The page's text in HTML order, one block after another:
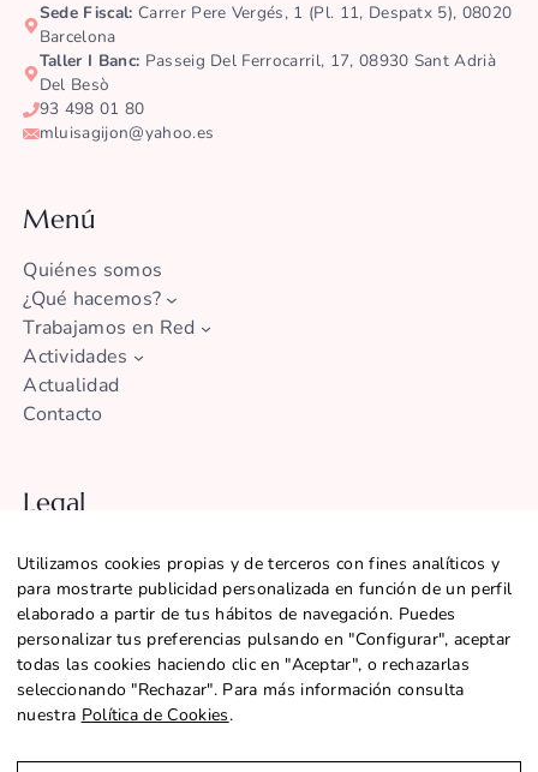
Sede Fiscal: Carrer Pere Vergés, 1 (pl. 11, Despatx 5), 08020
Barcelona
Taller I Banc: Passeig Del Ferrocarril, 17, 08930 Sant Adrià
Del Besò
93 498 01 80
mluisagijon@yahoo.es
Menú
Quiénes somos
¿Qué hacemos?
Trabajamos en Red
Actividades
Actualidad
Contacto
Legal
Política de Privacidad
Política de Cookies
Configurar Cookies
Declaración de accesibilidad
@2026 CENTRE SANT MARTÍ |SITEMAP
Utilizamos cookies propias y de terceros con fines analíticos y
para mostrarte publicidad personalizada en función de un perfil
elaborado a partir de tus hábitos de navegación. Puedes
personalizar tus preferencias pulsando en "Configurar", aceptar
todas las cookies haciendo clic en "Aceptar", o rechazarlas
seleccionando "Rechazar". Para más información consulta
nuestra Política de Cookies.